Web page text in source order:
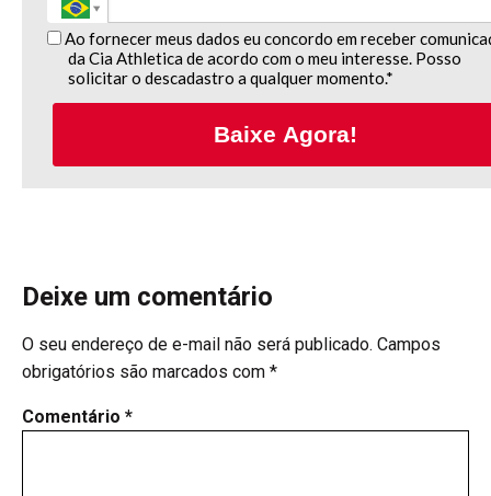
Ao fornecer meus dados eu concordo em receber
da Cia Athletica de acordo com o meu interesse. Posso
solicitar o descadastro a qualquer momento.*
Baixe Agora!
Deixe um comentário
O seu endereço de e-mail não será publicado. Campos
obrigatórios são marcados com *
Comentário *